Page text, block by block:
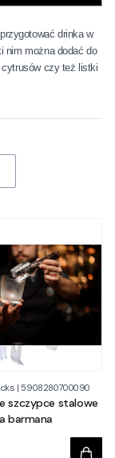
drinka w
nim można dodać do
czy też listki
|5908280700090
szczypce stalowe
barmana